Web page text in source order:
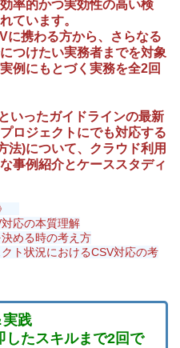
率的かつ実効性の高い検
ています。
に携わる方から、さらなる
つけたい実務者までを対象
例にもとづく実務を全2回
いったガイドラインの最新
ロジェクトにでも対応する
法)について、クラウド利用
事例紹介とケーススタディ
応の本質理解
める時の考え方
ト状況におけるCSV対応の考
実践
たスキルまで2回で